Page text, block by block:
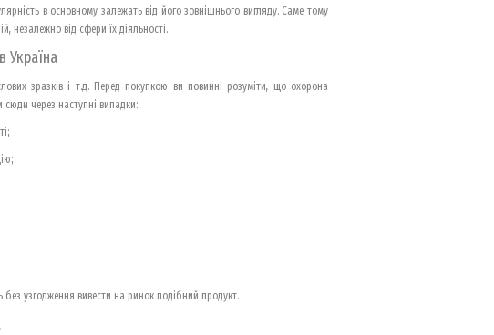
в основному залежать від його зовнішнього вигляду. Саме тому
незалежно від сфери їх діяльності.
Україна
зразків і т.д. Перед покупкою ви повинні розуміти, що охорона
сюди через наступні випадки:
узгодження вивести на ринок подібний продукт.